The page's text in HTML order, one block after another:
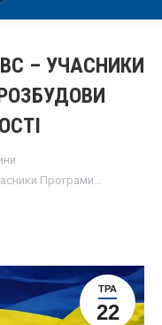
– УЧАСНИКИ
Програми…
ТРА
22